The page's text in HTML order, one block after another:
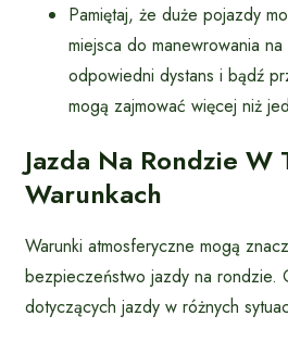
Pamiętaj, że duże pojazdy
miejsca do manewrowania
odpowiedni dystans i bądź
mogą zajmować więcej niż
Jazda Na Rondzie W
Warunkach
Warunki atmosferyczne mogą
bezpieczeństwo jazdy na rondzie.
dotyczących jazdy w różnych